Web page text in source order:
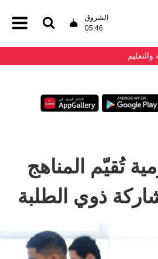
الشروق
05:46
والتعليم
تُقيّم المناهج
ذوي الطلبة